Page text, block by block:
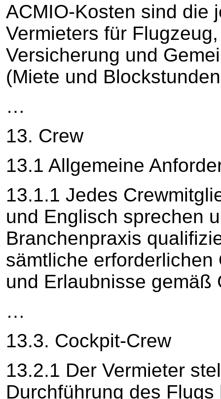
ACMIO-Kosten sind die
Vermieters für
Versicherung und
(Miete und
…
13. Crew
13.1 Allgemeine
13.1.1 Jedes
und Englisch sprechen
Branchenpraxis
sämtliche
und Erlaubnisse gemäß
…
13.3. Cockpit-Crew
13.2.1 Der Vermieter
Durchführung des